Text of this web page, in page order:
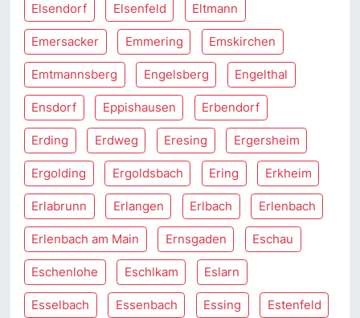
Elsendorf Elsenfeld Eltmann
Emersacker Emmering Emskirchen
Emtmannsberg Engelsberg Engelthal
Ensdorf Eppishausen Erbendorf
Erding Erdweg Eresing Ergersheim
Ergolding Ergoldsbach Ering Erkheim
Erlabrunn Erlangen Erlbach Erlenbach
Erlenbach am Main Ernsgaden Eschau
Eschenlohe Eschlkam Eslarn
Esselbach Essenbach Essing Estenfeld